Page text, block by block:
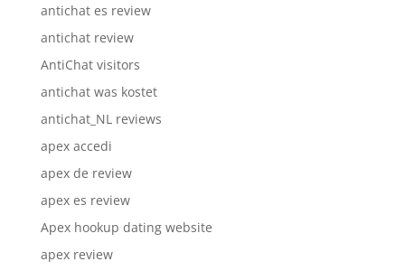
antichat es review
antichat review
AntiChat visitors
antichat was kostet
antichat_NL reviews
apex accedi
apex de review
apex es review
Apex hookup dating website
apex review